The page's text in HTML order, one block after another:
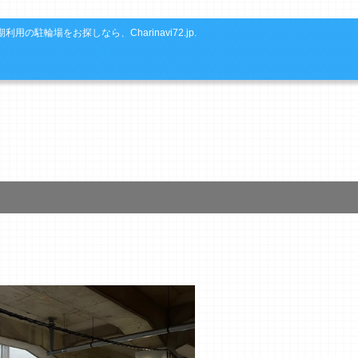
利用の駐輪場をお探しなら、Charinavi72.jp.